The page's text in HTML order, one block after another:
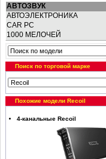
АВТОЗВУК
АВТОЭЛЕКТРОНИКА
CAR PC
1000 МЕЛОЧЕЙ
Поиск по торговой марке
Похожие модели Recoil
4-канальные Recoil